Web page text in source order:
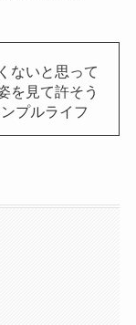
ないと思って
を見て許そう
プルライフ